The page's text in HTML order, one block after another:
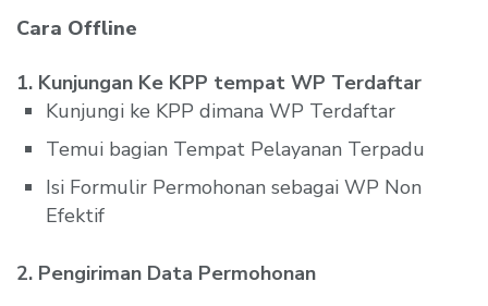
Cara Offline
1. Kunjungan Ke KPP tempat WP Terdaftar
Kunjungi ke KPP dimana WP Terdaftar
Temui bagian Tempat Pelayanan Terpadu
Isi Formulir Permohonan sebagai WP Non
Efektif
2. Pengiriman Data Permohonan